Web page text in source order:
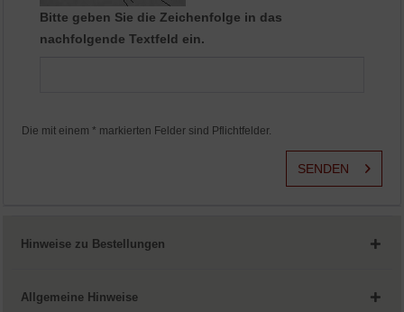
Bitte geben Sie die Zeichenfolge in das
nachfolgende Textfeld ein.
Die mit einem * markierten Felder sind Pflichtfelder.
SENDEN
Hinweise zu Bestellungen
Allgemeine Hinweise